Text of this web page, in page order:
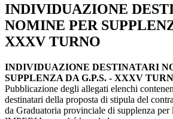
INDIVIDUAZIONE
NOMINE PER
XXXV TURNO
INDIVIDUAZIONE DESTINATARI
SUPPLENZA DA G.P.S. - XXXV
Pubblicazione degli allegati elenchi
destinatari della proposta di stipula del
da Graduatoria provinciale di supplenza per